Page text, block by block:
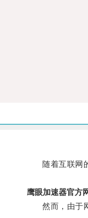
随着互联网的
鹰眼加速器官方
然而，由于网